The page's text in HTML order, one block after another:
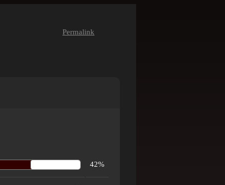
Permalink
42%